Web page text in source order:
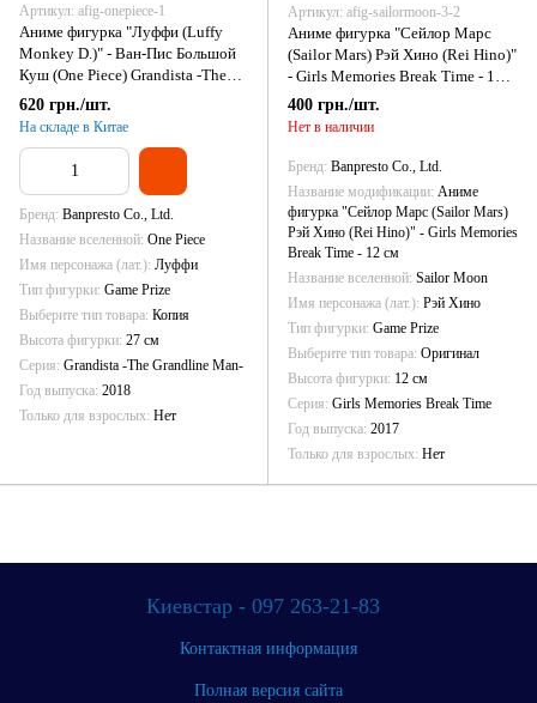
Артикул: afig-onepiece-1
Аниме фигурка "Луффи (Luffy
Monkey D.)" - Ван-Пис Большой
Куш (One Piece) Grandista -The
Grandline Man- - 27 см
620 грн./шт.
На складе в Китае
Бренд Banpresto Co., Ltd.
Название вселенной One Piece
Имя персонажа (лат.) Луффи
Тип фигурки Game Prize
Выберите тип товара Копия
Высота фигурки 27 см
Серия Grandista -The Grandline Man-
Год выпуска 2018
Только для взрослых Нет
Артикул: afig-sailormoon-3-2
Аниме фигурка "Сейлор Марс
(Sailor Mars) Рэй Хино (Rei Hino)"
- Girls Memories Break Time - 12
см
400 грн./шт.
Нет в наличии
Бренд Banpresto Co., Ltd.
Название модификации Аниме
фигурка "Сейлор Марс (Sailor Mars)
Рэй Хино (Rei Hino)" - Girls Memories
Break Time - 12 см
Название вселенной Sailor Moon
Имя персонажа (лат.) Рэй Хино
Тип фигурки Game Prize
Выберите тип товара Оригинал
Высота фигурки 12 см
Серия Girls Memories Break Time
Год выпуска 2017
Только для взрослых Нет
Киевстар - 097 263-21-83
Контактная информация
Полная версия сайта